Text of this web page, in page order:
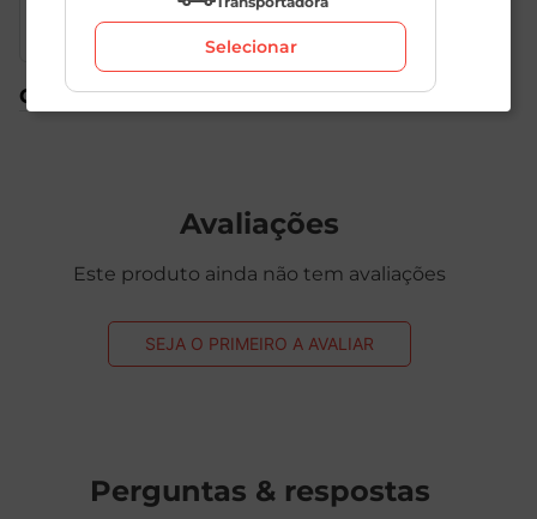
panificação característico do método tradicional. Em
boca, é seco, leve e equilibrado, com acidez
refrescante, corpo médio e um final limpo e
persistente. Perfeito para ser servido entre 6°C e 8°C
como aperitivo, harmoniza com frutos do mar, peixes
Compre também
Avaliações
Este produto ainda não tem avaliações
SEJA O PRIMEIRO A AVALIAR
Perguntas & respostas
Selecionar